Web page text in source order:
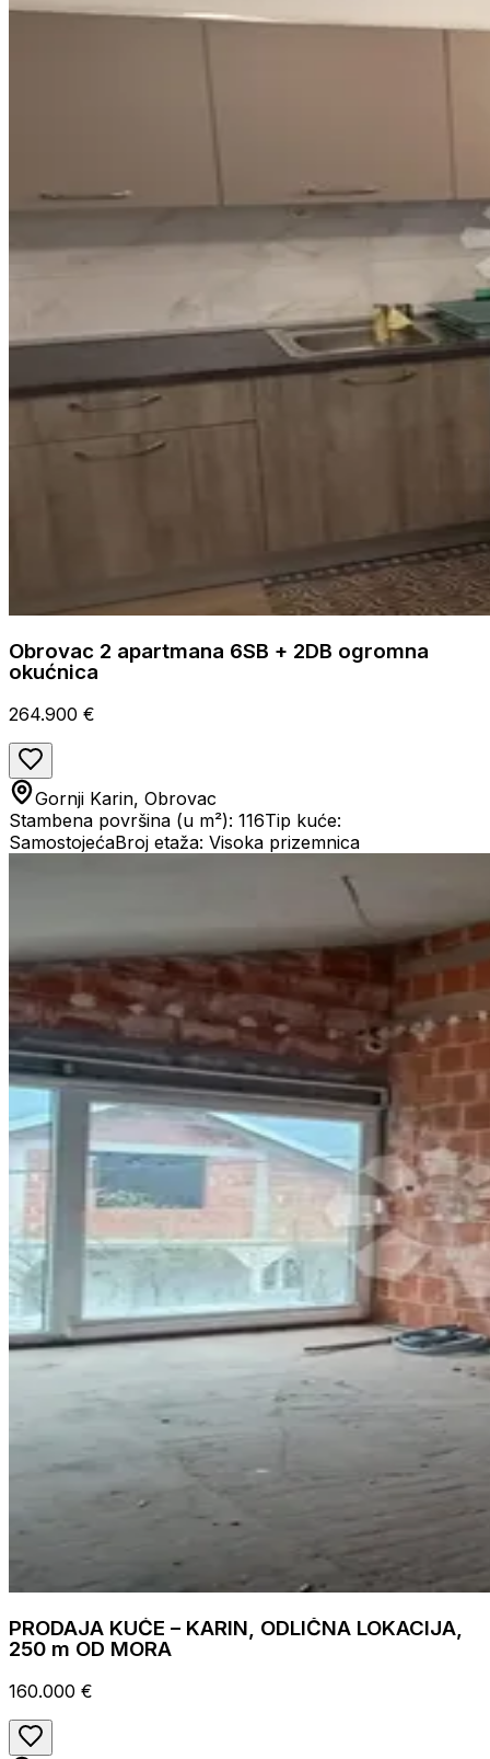
Obrovac 2 apartmana 6SB + 2DB ogromna
okućnica
264.900 €
Gornji Karin, Obrovac
Stambena površina (u m²): 116Tip kuće:
SamostojećaBroj etaža: Visoka prizemnica
PRODAJA KUĆE – KARIN, ODLIČNA LOKACIJA,
250 m OD MORA
160.000 €